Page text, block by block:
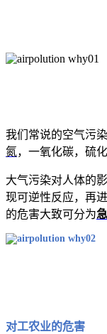
我们常说的空气污染
氮，一氧化碳，硫
大气污染对人体的
现可逆性反应，再
的危害大致可分为
对工农业的危害